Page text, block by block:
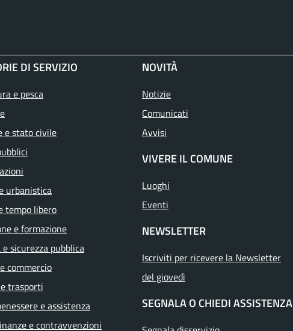
DI SERVIZIO
e pesca
e stato civile
urbanistica
tempo libero
e formazione
sicurezza pubblica
commercio
trasporti
e assistenza
e contravvenzioni
NOVITÀ
Notizie
Comunicati
Avvisi
VIVERE IL COMUNE
Luoghi
Eventi
NEWSLETTER
Iscriviti per ricevere la Newsletter
del giovedì
SEGNALA O CHIEDI ASSISTENZA